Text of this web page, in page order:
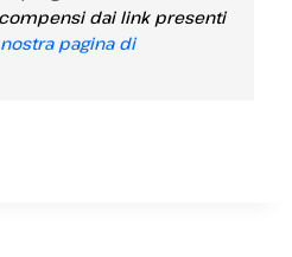
dai link presenti
pagina di